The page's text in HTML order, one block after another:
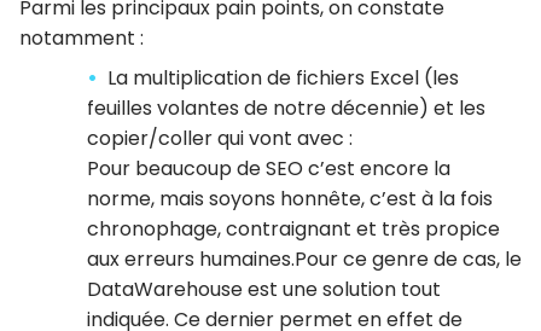
Parmi les principaux pain points, on constate
notamment :
La multiplication de fichiers Excel (les
feuilles volantes de notre décennie) et les
copier/coller qui vont avec :
Pour beaucoup de SEO c’est encore la
norme, mais soyons honnête, c’est à la fois
chronophage, contraignant et très propice
aux erreurs humaines.Pour ce genre de cas, le
DataWarehouse est une solution tout
indiquée. Ce dernier permet en effet de